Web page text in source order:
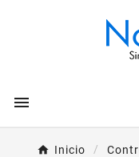

Inicio